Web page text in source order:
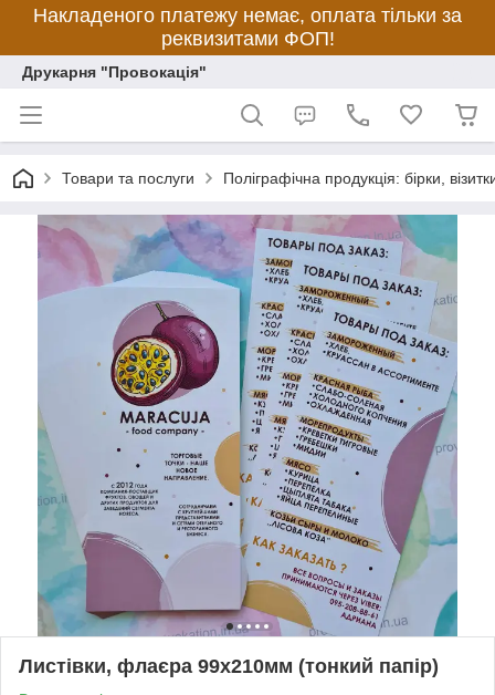
Накладеного платежу немає, оплата тільки за
реквизитами ФОП!
Друкарня "Провокація"
Товари та послуги Поліграфічна продукція: бірки,
Листівки, флаєра 99х210мм (тонкий папір)